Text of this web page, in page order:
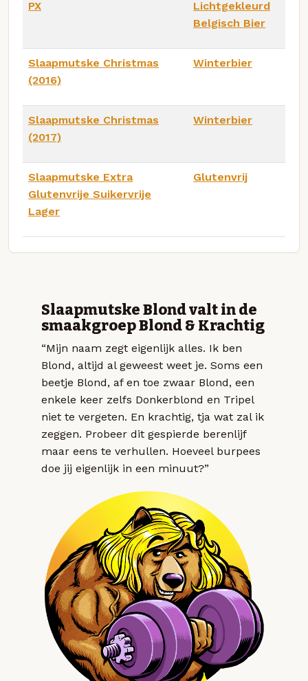
PX
Lichtgekleurd
Belgisch Bier
Slaapmutske Christmas
(2016)
Winterbier
Slaapmutske Christmas
(2017)
Winterbier
Slaapmutske Extra
Glutenvrije Suikervrije
Lager
Glutenvrij
Slaapmutske Blond valt in de
smaakgroep Blond & Krachtig
“Mijn naam zegt eigenlijk alles. Ik ben
Blond, altijd al geweest weet je. Soms een
beetje Blond, af en toe zwaar Blond, een
enkele keer zelfs Donkerblond en Tripel
niet te vergeten. En krachtig, tja wat zal ik
zeggen. Probeer dit gespierde berenlijf
maar eens te verhullen. Hoeveel burpees
doe jij eigenlijk in een minuut?”